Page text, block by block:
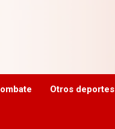
Otros deportes